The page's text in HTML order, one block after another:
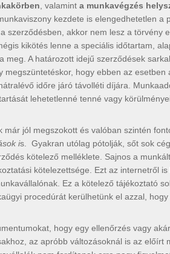
, valamint a munkavégzés
kezdete is elengedhetetlen
szerződésben, akkor nem lesz a törvény
kikötés lenne a speciális időtartam,
meg. A határozott idejű szerződések
megszüntetéskor, hogy ebben az
időre járó távolléti díjára.
lehetetlenné tenné vagy
jól megszokott és valóban szintén
is. Gyakran utólag pótolják, sőt sok
kötelező melléklete. Sajnos a
kötelezettsége. Ezt az internetről
Ez a kötelező tájékoztató
procedúrát kerülhetünk el azzal,
hogy egy ellenőrzés vagy
az apróbb változásoknál is az